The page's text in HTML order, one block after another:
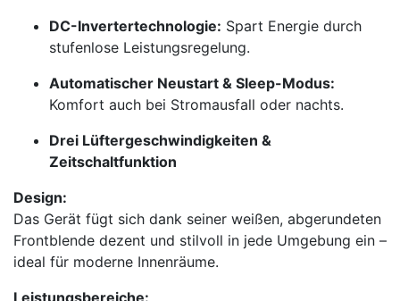
DC-Invertertechnologie: Spart Energie durch
stufenlose Leistungsregelung.
Automatischer Neustart & Sleep-Modus:
Komfort auch bei Stromausfall oder nachts.
Drei Lüftergeschwindigkeiten &
Zeitschaltfunktion
Design:
Das Gerät fügt sich dank seiner weißen, abgerundeten
Frontblende dezent und stilvoll in jede Umgebung ein –
ideal für moderne Innenräume.
Leistungsbereiche: